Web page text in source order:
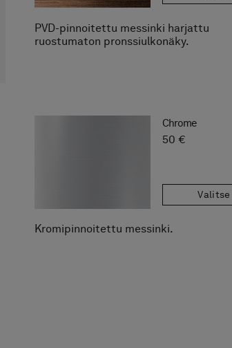
PVD-pinnoitettu messinki harjattu
ruostumaton pronssiulkonäky.
Chrome
50 €
Valitse
Kromipinnoitettu messinki.